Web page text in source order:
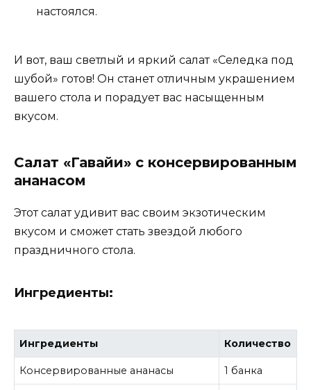
настоялся.
И вот, ваш светлый и яркий салат «Селедка под
шубой» готов! Он станет отличным украшением
вашего стола и порадует вас насыщенным
вкусом.
Салат «Гавайи» с консервированным
ананасом
Этот салат удивит вас своим экзотическим
вкусом и сможет стать звездой любого
праздничного стола.
Ингредиенты:
Ингредиенты Количество
Консервированные ананасы 1 банка